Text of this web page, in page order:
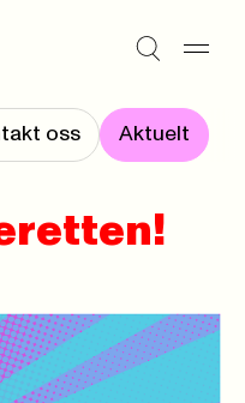
oss Aktuelt